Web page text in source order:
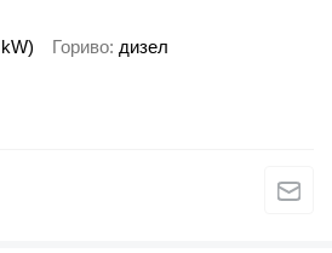
Гориво дизел